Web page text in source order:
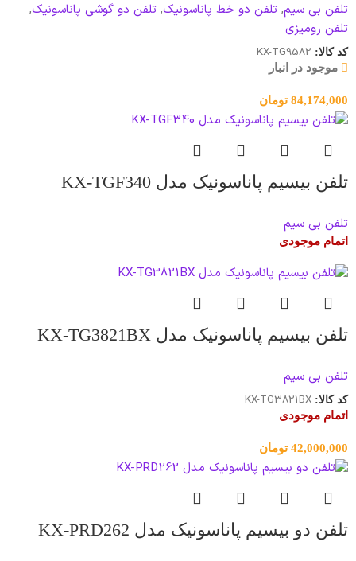
تلفن بی سیم, تلفن دو خط پاناسونیک, تلفن دو گوشی پاناسونیک,
تلفن رومیزی
کد کالا: KX-TG9582
موجود در انبار
84,174,000 تومان
تلفن بیسیم پاناسونیک مدل KX-TGF340
تلفن بی سیم
اتمام موجودی
تلفن بیسیم پاناسونیک مدل KX-TG3821BX
تلفن بی سیم
کد کالا: KX-TG3821BX
اتمام موجودی
42,000,000 تومان
تلفن دو بیسیم پاناسونیک مدل KX-PRD262